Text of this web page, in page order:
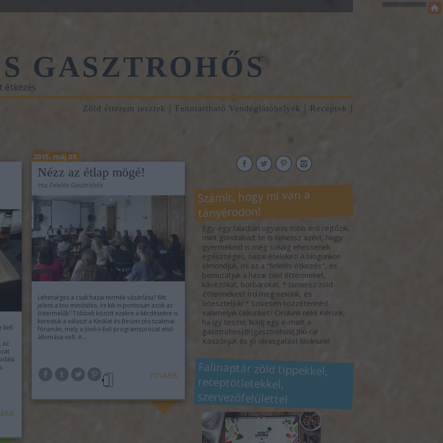
GASZTROHŐS
étkezés
Zöld étterem tesztek Fenntartható Vendéglátóhelyek Receptek
kell
az
2015. máj 09.
Nézz az étlap mögé!
írta: Felelős Gasztrohős
Lehetséges a csak hazai termék vásárlása? Mit
jelent a bio minősítés, és kik is pontosan azok az
őstermelők? Többek között ezekre a kérdésekre is
kerestük a választ a Kínálat és Beszerzés szakmai
fórumán, mely a Jövő-t-Evő programsorozat első
állomása volt. A…
TOVÁBB
Számít, hogy mi van a
tányérodon!
Egy-egy falatban ugyanis több erő rejtőzik,
mint gondolnád: te is tehetsz azért, hogy
gyermekeid is még sokáig ehessenek
egészséges, hazai ételeket! A blogunkon
elmondjuk, mi az a "felelős étkezés", és
bemutatjuk a hazai zöld éttermeket,
kávézókat, borbárokat. * Ismersz zöld
éttermeket? Írd meg nekünk, és
leteszteljük! * Szívesen közzétennéd
valamelyik cikkünket? Örülünk neki! Kérünk,
ha így teszel, küldj egy e-mailt a
gasztrohos{@}gasztrohos{.}hu-ra!
Köszönjük és jó olvasgatást kívánunk!
Falinaptár zöld tippekkel,
receptötletekkel,
szervezőfelülettel